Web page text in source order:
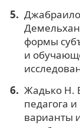
формы
и
Жадько Н.
педагога
варианты